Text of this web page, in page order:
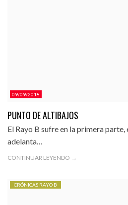
09/09/2018
PUNTO DE ALTIBAJOS
El Rayo B sufre en la primera parte,
adelanta…
CONTINUAR LEYENDO →
CRÓNICAS RAYO B